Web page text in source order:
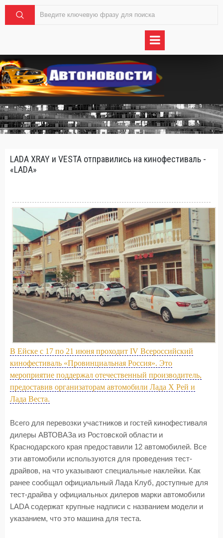
LADA XRAY и VESTA отправились на кинофестиваль -
«LADA»
В Ейске с 17 по 21 июня проходит IV Всероссийский
кинофестиваль «Провинциальная Россия». Это
мероприятие поддержал отечественный производитель,
предоставив организаторам автомобили Лада Х Рей и
Лада Веста.
Всего для перевозки участников и гостей кинофестиваля
дилеры АВТОВАЗа из Ростовской области и
Краснодарского края предоставили 12 автомобилей. Все
эти автомобили используются для проведения тест-
драйвов, на что указывают специальные наклейки. Как
ранее сообщал официальный Лада Клуб, доступные для
тест-драйва у официальных дилеров марки автомобили
LADA содержат крупные надписи с названием модели и
указанием, что это машина для теста.